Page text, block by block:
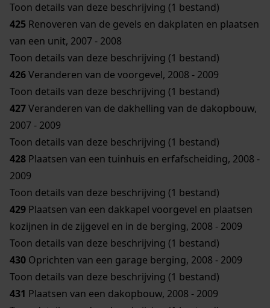
Toon details van deze beschrijving (1 bestand)
425 Renoveren van de gevels en dakplaten en plaatsen
van een unit, 2007 - 2008
Toon details van deze beschrijving (1 bestand)
426Veranderen van de voorgevel, 2008 - 2009
Toon details van deze beschrijving (1 bestand)
427Veranderen van de dakhelling van de dakopbouw,
2007 - 2009
Toon details van deze beschrijving (1 bestand)
428 Plaatsen van een tuinhuis en erfafscheiding, 2008 -
2009
Toon details van deze beschrijving (1 bestand)
429 Plaatsen van een dakkapel voorgevel en plaatsen
kozijnen in de zijgevel en in de berging, 2008 - 2009
Toon details van deze beschrijving (1 bestand)
430 Oprichten van een garage berging, 2008 - 2009
Toon details van deze beschrijving (1 bestand)
431 Plaatsen van een dakopbouw, 2008 - 2009